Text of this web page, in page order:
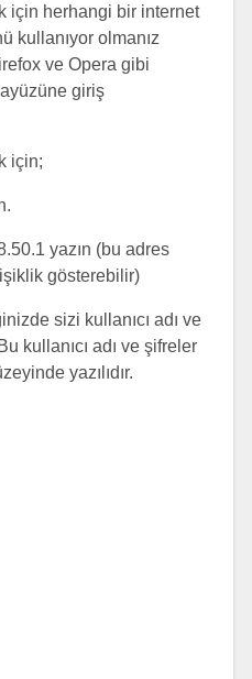
için herhangi bir internet
kullanıyor olmanız
ve Opera gibi
giriş
için;
yazın (bu adres
gösterebilir)
sizi kullanıcı adı ve
kullanıcı adı ve şifreler
yazılıdır.